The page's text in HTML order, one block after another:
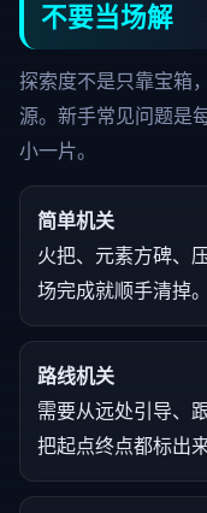
不要当场解
探索度不是只靠宝箱
源。新手常见问题是
小一片。
简单机关
火把、元素方碑、
场完成就顺手清掉。
路线机关
需要从远处引导、
把起点终点都标出来